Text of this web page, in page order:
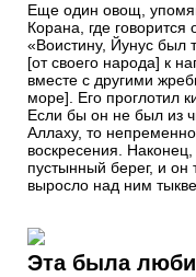
Еще один овощ,
Корана, где
«Воистину, Йунус был
[от своего народа] к
вместе с другими
море]. Его проглотил
Если бы он не был из
Аллаху, то
воскресения.
пустынный берег, и
выросло над ним